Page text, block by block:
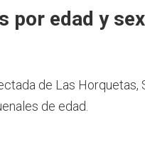
por edad y
de Las Horquetas,
de edad.